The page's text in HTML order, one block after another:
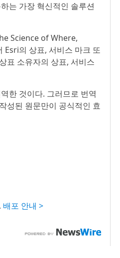
는 가장 혁신적인 솔루션
Science of Where,
의 상표, 서비스 마크 또
표 소유자의 상표, 서비스
한 것이다. 그러므로 번역
성된 원문만이 공식적인 효
배포 안내 >